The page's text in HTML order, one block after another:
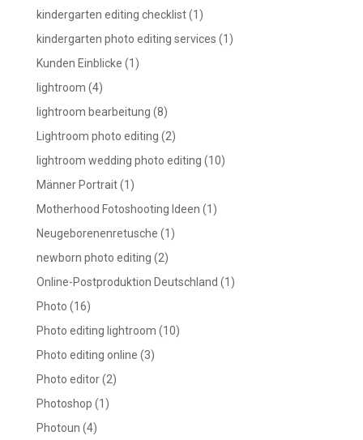
kindergarten editing checklist(1)
kindergarten photo editing services (1)
Kunden Einblicke (1)
lightroom (4)
lightroom bearbeitung (8)
Lightroom photo editing (2)
lightroom wedding photo editing (10)
Männer Portrait(1)
Motherhood Fotoshooting Ideen (1)
Neugeborenenretusche (1)
newborn photo editing (2)
Online-Postproduktion Deutschland (1)
Photo (16)
Photo editing lightroom (10)
Photo editing online (3)
Photo editor(2)
Photoshop (1)
Photoun (4)